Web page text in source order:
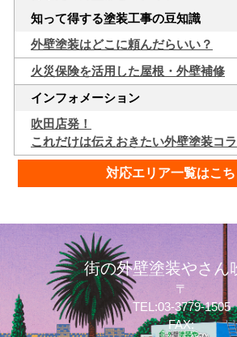
知って得する塗装工事の豆知識
外壁塗装はどこに頼んだらいい？
火災保険を活用した屋根・外壁補修
インフォメーション
吹田店発！
これだけは伝えおきたい外壁塗装コ
対応エリア一覧はこち
街の外壁塗装やさん
〒
TEL:03-3779-1505
FAX: